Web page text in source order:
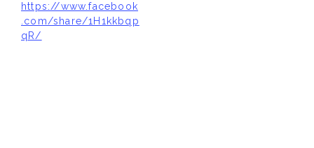
https://www.facebook
.com/share/1H1kkbqp
qR/